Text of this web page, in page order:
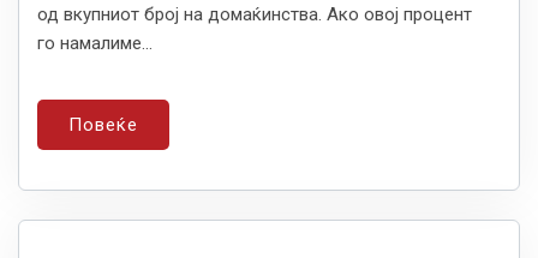
од вкупниот број на домаќинства. Ако овој процент
го намалиме...
Повеќе